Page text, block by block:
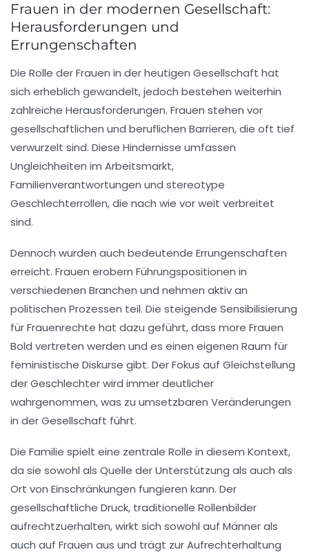
Frauen in der modernen Gesellschaft:
Herausforderungen und
Errungenschaften
Die Rolle der Frauen in der heutigen Gesellschaft hat
sich erheblich gewandelt, jedoch bestehen weiterhin
zahlreiche Herausforderungen. Frauen stehen vor
gesellschaftlichen und beruflichen Barrieren, die oft tief
verwurzelt sind. Diese Hindernisse umfassen
Ungleichheiten im Arbeitsmarkt,
Familienverantwortungen und stereotype
Geschlechterrollen, die nach wie vor weit verbreitet
sind.
Dennoch wurden auch bedeutende Errungenschaften
erreicht. Frauen erobern Führungspositionen in
verschiedenen Branchen und nehmen aktiv an
politischen Prozessen teil. Die steigende Sensibilisierung
fürFrauenrechte hat dazu geführt, dass more Frauen
Bold vertreten werden und es einen eigenen Raum für
feministische Diskurse gibt. Der Fokus auf Gleichstellung
der Geschlechterwird immer deutlicher
wahrgenommen, was zu umsetzbaren Veränderungen
in der Gesellschaft führt.
Die Familie spielt eine zentrale Rolle in diesem Kontext,
da sie sowohl als Quelle der Unterstützung als auch als
Ort von Einschränkungen fungieren kann. Der
gesellschaftliche Druck, traditionelle Rollenbilder
aufrechtzuerhalten, wirkt sich sowohl auf Männer als
auch auf Frauen aus und trägt zur Aufrechterhaltung